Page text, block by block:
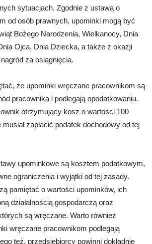
sytuacjach. Zgodnie z ustawą o
od osób prawnych, upominki mogą być
Bożego Narodzenia, Wielkanocy, Dnia
Ojca, Dnia Dziecka, a także z okazji
za osiągnięcia.
że upominki wręczane pracownikom są
pracownika i podlegają opodatkowaniu.
otrzymujący kosz o wartości 100
musiał zapłacić podatek dochodowy od tej
upominkowe są kosztem podatkowym,
ograniczenia i wyjątki od tej zasady.
pamiętać o wartości upominków, ich
działalnością gospodarczą oraz
są wręczane. Warto również
wręczane pracownikom podlegają
też, przedsiębiorcy powinni dokładnie